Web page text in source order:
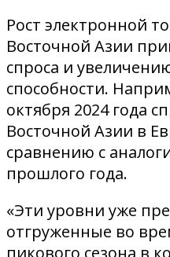
Рост электронной
Восточной Азии
спроса и
способности.
октября 2024 года
Восточной Азии в
сравнению с
прошлого года.
«Эти уровни уже
отгруженные во